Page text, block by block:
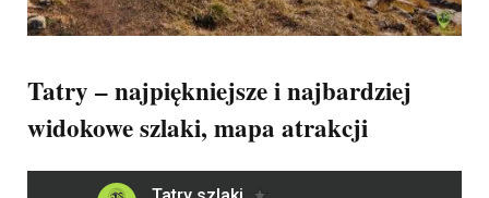
Tatry – najpiękniejsze i najbardziej
widokowe szlaki, mapa atrakcji